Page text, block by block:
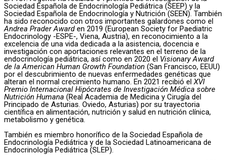
Sociedad Española de Endocrinología Pediátrica (SEEP) y la
Sociedad Española de Endocrinología y Nutrición (SEEN). También
ha sido reconocido con otros importantes galardones como el
Andrea Prader Awarden 2019 (European Society for Paediatric
Endocrinology -ESPE-, Viena, Austria), en reconocimiento a la
excelencia de una vida dedicada a la asistencia, docencia e
investigación con aportaciones relevantes en el terreno de la
endocrinología pediátrica, así como en 2020 el Visionary Award
de la American Human Growth Foundation (San Francisco, EEUU)
por el descubrimiento de nuevas enfermedades genéticas que
alteran el normal crecimiento humano. En 2021 recibió el XVI
Premio Internacional Hipócrates de Investigación Médica sobre
Nutrición Humana (Real Academia de Medicina y Cirugía del
Principado de Asturias. Oviedo, Asturias) por su trayectoria
científica en alimentación, nutrición y salud en nutrición clínica,
metabolismo y genética.
También es miembro honorífico de la Sociedad Española de
Endocrinología Pediátrica y de la Sociedad Latinoamericana de
Endocrinología Pediátrica (SLEP).